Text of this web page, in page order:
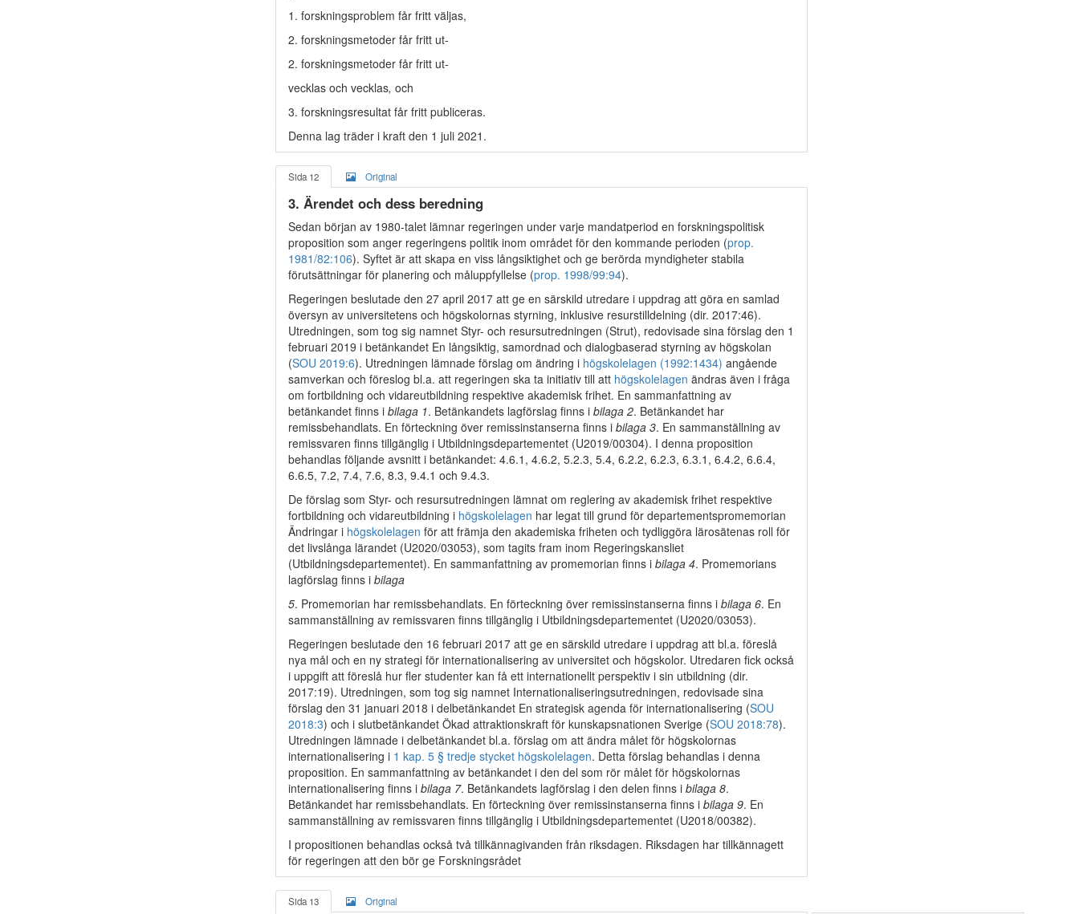
1. forskningsproblem får fritt väljas,
2. forskningsmetoder får fritt ut-
2. forskningsmetoder får fritt ut-
vecklas och vecklas, och
3. forskningsresultat får fritt publiceras.
Denna lag träder i kraft den 1 juli 2021.
Sida 12 Original
3. Ärendet och dess beredning
Sedan början av 1980-talet lämnar regeringen under varje mandatperiod en forskningspolitisk
proposition som anger regeringens politik inom området för den kommande perioden (prop.
1981/82:106). Syftet är att skapa en viss långsiktighet och ge berörda myndigheter stabila
förutsättningar för planering och måluppfyllelse (prop. 1998/99:94).
Regeringen beslutade den 27 april 2017 att ge en särskild utredare i uppdrag att göra en samlad
översyn av universitetens och högskolornas styrning, inklusive resurstilldelning (dir. 2017:46).
Utredningen, som tog sig namnet Styr- och resursutredningen (Strut), redovisade sina förslag den 1
februari 2019 i betänkandet En långsiktig, samordnad och dialogbaserad styrning av högskolan
(SOU 2019:6). Utredningen lämnade förslag om ändring i högskolelagen (1992:1434) angående
samverkan och föreslog bl.a. att regeringen ska ta initiativ till att högskolelagen ändras även i fråga
om fortbildning och vidareutbildning respektive akademisk frihet. En sammanfattning av
betänkandet finns i bilaga 1. Betänkandets lagförslag finns i bilaga 2. Betänkandet har
remissbehandlats. En förteckning över remissinstanserna finns i bilaga 3. En sammanställning av
remissvaren finns tillgänglig i Utbildningsdepartementet (U2019/00304). I denna proposition
behandlas följande avsnitt i betänkandet: 4.6.1, 4.6.2, 5.2.3, 5.4, 6.2.2, 6.2.3, 6.3.1, 6.4.2, 6.6.4,
6.6.5, 7.2, 7.4, 7.6, 8.3, 9.4.1 och 9.4.3.
De förslag som Styr- och resursutredningen lämnat om reglering av akademisk frihet respektive
fortbildning och vidareutbildning i högskolelagen har legat till grund för departementspromemorian
Ändringar i högskolelagen för att främja den akademiska friheten och tydliggöra lärosätenas roll för
det livslånga lärandet (U2020/03053), som tagits fram inom Regeringskansliet
(Utbildningsdepartementet). En sammanfattning av promemorian finns i bilaga 4. Promemorians
lagförslag finns i bilaga
5. Promemorian har remissbehandlats. En förteckning över remissinstanserna finns i bilaga 6. En
sammanställning av remissvaren finns tillgänglig i Utbildningsdepartementet (U2020/03053).
Regeringen beslutade den 16 februari 2017 att ge en särskild utredare i uppdrag att bl.a. föreslå
nya mål och en ny strategi för internationalisering av universitet och högskolor. Utredaren fick också
i uppgift att föreslå hur fler studenter kan få ett internationellt perspektiv i sin utbildning (dir.
2017:19). Utredningen, som tog sig namnet Internationaliseringsutredningen, redovisade sina
förslag den 31 januari 2018 i delbetänkandet En strategisk agenda för internationalisering (SOU
2018:3) och i slutbetänkandet Ökad attraktionskraft för kunskapsnationen Sverige (SOU 2018:78).
Utredningen lämnade i delbetänkandet bl.a. förslag om att ändra målet för högskolornas
internationalisering i 1 kap. 5 § tredje stycket högskolelagen. Detta förslag behandlas i denna
proposition. En sammanfattning av betänkandet i den del som rör målet för högskolornas
internationalisering finns i bilaga 7. Betänkandets lagförslag i den delen finns i bilaga 8.
Betänkandet har remissbehandlats. En förteckning över remissinstanserna finns i bilaga 9. En
sammanställning av remissvaren finns tillgänglig i Utbildningsdepartementet (U2018/00382).
I propositionen behandlas också två tillkännagivanden från riksdagen. Riksdagen har tillkännagett
för regeringen att den bör ge Forskningsrådet
Sida 13 Original